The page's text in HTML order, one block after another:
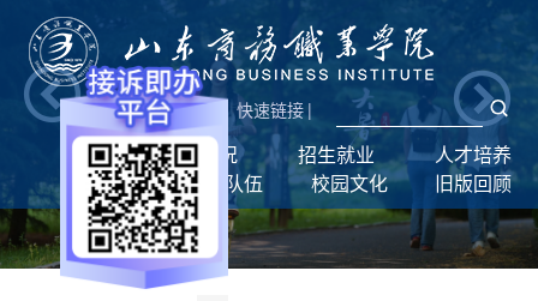
新闻网|统一门户 快速链接 |
首页 学校概况 招生就业
人才培养
学生工作
师资队伍 校园文化 旧版回顾